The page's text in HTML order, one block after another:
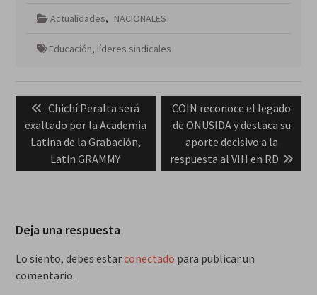
Actualidades, NACIONALES
Educación, líderes sindicales
entradas
Previous
post:
Chichí Peralta será
exaltado por la Academia
Latina de la Grabación,
Latin GRAMMY
Next
post:
COIN reconoce el legado
de ONUSIDA y destaca su
aporte decisivo a la
respuesta al VIH en RD
Deja una respuesta
Lo siento, debes estarconectado para publicar un
comentario.